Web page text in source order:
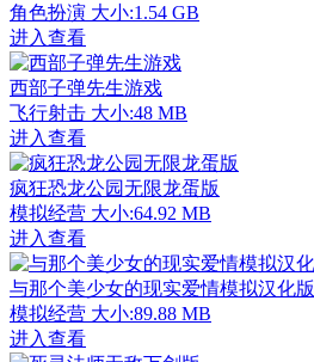
角色扮演 大小:1.54 GB
进入查看
西部子弹先生游戏
飞行射击 大小:48 MB
进入查看
疯狂恐龙公园无限龙蛋版
模拟经营 大小:64.92 MB
进入查看
与那个美少女的现实爱情模拟汉化版
模拟经营 大小:89.88 MB
进入查看